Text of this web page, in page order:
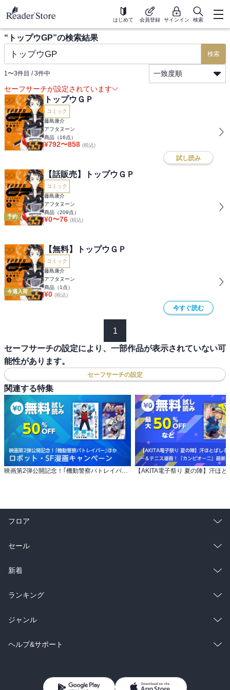
はじめて 会員登録 サインイン 検索
“ トップウGP”の検索結果
検索
1〜3件目 / 3件中
一致度順
セーフサーチが設定されています
トップウＧＰ
コミック
藤島康介
アフタヌーン
商品（16点）
¥792〜858 (税込)
試し読み
予約
【話販売】トップウＧＰ
コミック
藤島康介
アフタヌーン
商品（209点）
¥0〜76 (税込)
今週入荷
【無料】トップウＧＰ
コミック
藤島康介
アフタヌーン
商品（1 点）
¥0 (税込)
今すぐ読む
1
セーフサーチの設定により、一部作品が表示されていない可
能性があります。
セーフサーチの設定
関連する特集
映画第2弾公開記念！｢機動警察パトレイバー｣ほか ロボット・SF漫画キャンペーン
フロア
総合
ラノベ
雑誌・グラビア
BL・TL
セール
総合
ラノベ
雑誌・グラビア
BL・TL
新着
総合
ラノベ
雑誌・グラビア
ランキング
総合
ラノベ
ジャンル
コミック
ヘルプ&サポート